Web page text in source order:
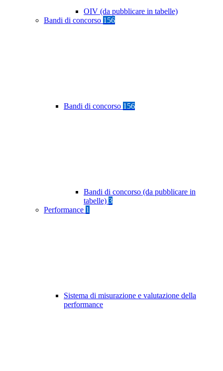
OIV (da pubblicare in tabelle)
Bandi di concorso 156
Bandi di concorso 156
Bandi di concorso (da pubblicare in
tabelle) 3
Performance 1
Sistema di misurazione e valutazione della
performance